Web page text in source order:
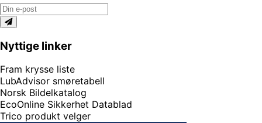
Nyttige linker
Fram krysse liste
LubAdvisor smøretabell
Norsk Bildelkatalog
EcoOnline Sikkerhet Datablad
Trico produkt velger